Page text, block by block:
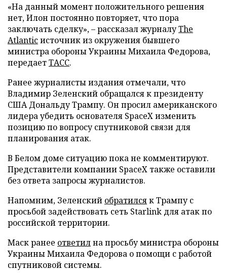
«На данный момент положительного решения
нет, Илон постоянно повторяет, что пора
заключать сделку», – рассказал журналуThe
Atlanticисточник из окружения бывшего
министра обороны Украины Михаила Федорова,
передаетТАСС.
Ранее журналисты издания отмечали, что
Владимир Зеленский обращался к президенту
США Дональду Трампу. Он просил американского
лидера убедить основателя SpaceX изменить
позицию по вопросу спутниковой связи для
планирования атак.
В Белом доме ситуацию пока не комментируют.
Представители компании SpaceX также оставили
без ответа запросы журналистов.
Напомним, Зеленский обратилсяк Трампу с
просьбой задействовать сеть Starlink для атак по
российской территории.
Маск ранее ответилна просьбу министра обороны
Украины Михаила Федорова о помощи с работой
спутниковой системы.